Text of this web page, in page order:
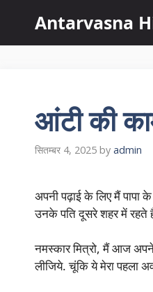
content
Antarvasna
आंटी की
सितम्बर 4, 2025 by admin
अपनी पढ़ाई के लिए मैं पापा
उनके पति दूसरे शहर में रहते
नमस्कार मित्रो, मैं आज
लीजिये. चूंकि ये मेरा पहला